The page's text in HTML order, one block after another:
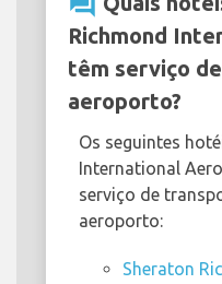
Richmond
têm serviço
aeroporto?
Os seguintes
International
serviço de
aeroporto:
Sheraton